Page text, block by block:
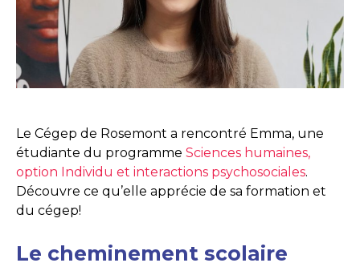
Le Cégep de Rosemont a rencontré Emma, une
étudiante du programme Sciences humaines,
option Individu et interactions psychosociales.
Découvre ce qu’elle apprécie de sa formation et
du cégep!
Le cheminement scolaire